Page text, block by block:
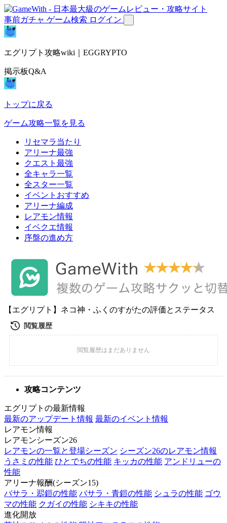
事前ガチャ ゲーム検索 ログイン
エグリプト攻略wiki｜EGGRYPTO
掲示板Q&A
トップに戻る
ゲーム攻略一覧を見る
リセマラ当たり
アリーナ最強
クエスト最強
全キャラ一覧
全スター一覧
イベントおすすめ
アリーナ編成
レアモン情報
イベクエ情報
序盤の進め方
【エグリプト】ネコ神・ふくのすがたの評価とステータス
攻略コンテンツ
エグリプトの最新情報
最新のアップデート情報 最新のイベント情報
レアモン情報
レアモンシーズン26
レアモンの一覧と登場シーズン シーズン26のレアモン情報
うさミの性能 ひとでちの性能 キッカの性能 アンドリューの
性能
アリーナ報酬(シーズン15)
バサラ・翆鎧の性能 バサラ・青鎧の性能 シュラの性能 ゴウ
マの性能 クガイの性能 シキキの性能
進化開放